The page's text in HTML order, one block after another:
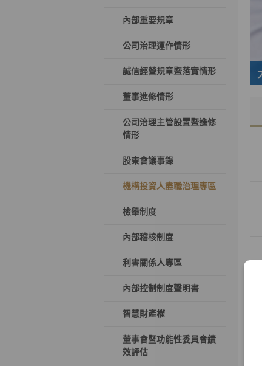
內部重要規章
公司治理運作情形
誠信經營規章暨落實情形
董事進修情形
公司治理主管設置暨進修
情形
股東會議事錄
機構投資人盡職治理專區
檢舉制度
內部稽核制度
利害關係人專區
內部控制制度聲明書
智慧財產權
董事會暨功能性委員會績
效評估